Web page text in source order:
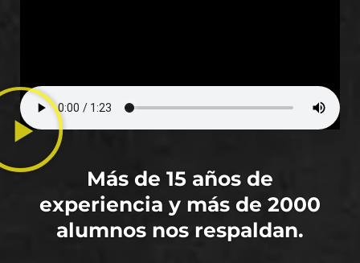
Más de 15 años de
experiencia y más de 2000
alumnos nos respaldan.